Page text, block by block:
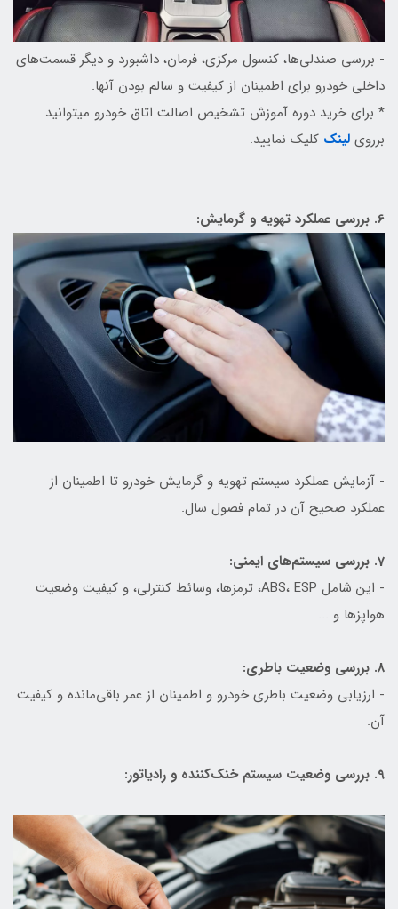
- بررسی صندلی‌ها، کنسول مرکزی، فرمان، داشبورد و دیگر قسمت‌های
داخلی خودرو برای اطمینان از کیفیت و سالم بودن آنها.
* برای خرید دوره آموزش تشخیص اصالت اتاق خودرو میتوانید
برروی لینک کلیک نمایید.
6. بررسی عملکرد تهویه و گرمایش:
- آزمایش عملکرد سیستم تهویه و گرمایش خودرو تا اطمینان از
عملکرد صحیح آن در تمام فصول سال.
7. بررسی سیستم‌های ایمنی:
- این شامل ABS، ESP، ترمزها، وسائط کنترلی، و کیفیت وضعیت
هواپزها و ...
8. بررسی وضعیت باطری:
- ارزیابی وضعیت باطری خودرو و اطمینان از عمر باقی‌مانده و کیفیت
آن.
9. بررسی وضعیت سیستم خنک‌کننده و رادیاتور: